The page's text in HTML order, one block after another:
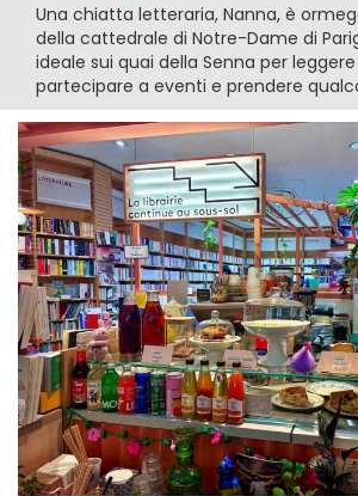
Una chiatta letteraria, Nanna, è
della cattedrale di Notre-Dame di
ideale sui quai della Senna per
partecipare a eventi e prendere